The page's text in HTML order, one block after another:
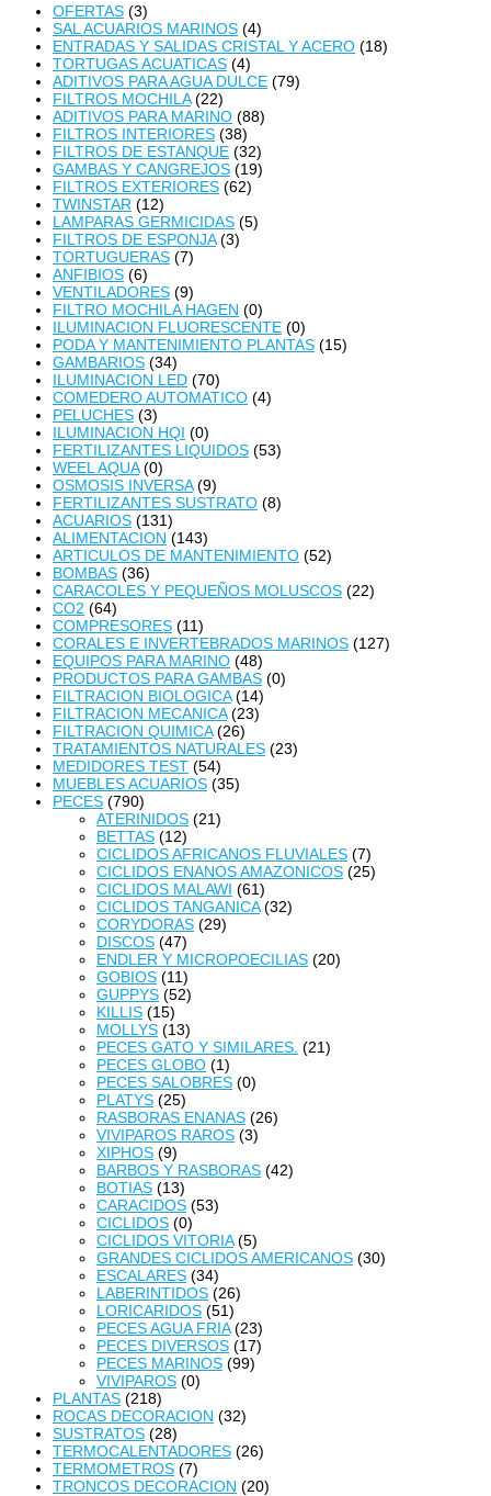
OFERTAS (3)
SAL ACUARIOS MARINOS (4)
ENTRADAS Y SALIDAS CRISTAL Y ACERO (18)
TORTUGAS ACUATICAS (4)
ADITIVOS PARA AGUA DULCE (79)
FILTROS MOCHILA (22)
ADITIVOS PARA MARINO (88)
FILTROS INTERIORES (38)
FILTROS DE ESTANQUE (32)
GAMBAS Y CANGREJOS (19)
FILTROS EXTERIORES (62)
TWINSTAR (12)
LAMPARAS GERMICIDAS (5)
FILTROS DE ESPONJA (3)
TORTUGUERAS (7)
ANFIBIOS (6)
VENTILADORES (9)
FILTRO MOCHILA HAGEN (0)
ILUMINACION FLUORESCENTE (0)
PODA Y MANTENIMIENTO PLANTAS (15)
GAMBARIOS (34)
ILUMINACION LED (70)
COMEDERO AUTOMATICO (4)
PELUCHES (3)
ILUMINACION HQI (0)
FERTILIZANTES LIQUIDOS (53)
WEEL AQUA (0)
OSMOSIS INVERSA (9)
FERTILIZANTES SUSTRATO (8)
ACUARIOS (131)
ALIMENTACION (143)
ARTICULOS DE MANTENIMIENTO (52)
BOMBAS (36)
CARACOLES Y PEQUEÑOS MOLUSCOS (22)
CO2 (64)
COMPRESORES (11)
CORALES E INVERTEBRADOS MARINOS (127)
EQUIPOS PARA MARINO (48)
PRODUCTOS PARA GAMBAS (0)
FILTRACION BIOLOGICA (14)
FILTRACION MECANICA (23)
FILTRACION QUIMICA (26)
TRATAMIENTOS NATURALES (23)
MEDIDORES TEST (54)
MUEBLES ACUARIOS (35)
PECES (790)
ATERINIDOS (21)
BETTAS (12)
CICLIDOS AFRICANOS FLUVIALES (7)
CICLIDOS ENANOS AMAZONICOS (25)
CICLIDOS MALAWI (61)
CICLIDOS TANGANICA (32)
CORYDORAS (29)
DISCOS (47)
ENDLER Y MICROPOECILIAS (20)
GOBIOS (11)
GUPPYS (52)
KILLIS (15)
MOLLYS (13)
PECES GATO Y SIMILARES. (21)
PECES GLOBO (1)
PECES SALOBRES (0)
PLATYS (25)
RASBORAS ENANAS (26)
VIVIPAROS RAROS (3)
XIPHOS (9)
BARBOS Y RASBORAS (42)
BOTIAS (13)
CARACIDOS (53)
CICLIDOS (0)
CICLIDOS VITORIA (5)
GRANDES CICLIDOS AMERICANOS (30)
ESCALARES (34)
LABERINTIDOS (26)
LORICARIDOS (51)
PECES AGUA FRIA (23)
PECES DIVERSOS (17)
PECES MARINOS (99)
VIVIPAROS (0)
PLANTAS (218)
ROCAS DECORACION (32)
SUSTRATOS (28)
TERMOCALENTADORES (26)
TERMOMETROS (7)
TRONCOS DECORACION (20)